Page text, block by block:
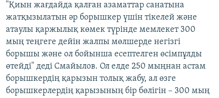
"Қиын жағдайда қалған азаматтар санатына
жатқызылатын әр борышкер үшін тікелей және
атаулы қаржылық көмек түрінде мемлекет 300
мың теңгеге дейін жалпы мөлшерде негізгі
борышы және ол бойынша есептелген өсімпұлды
өтейді" деді Смайылов. Ол елде 250 мыңнан астам
борышкердің қарызын толық жабу, ал өзге
борышкерлердің қарызының бір бөлігін – 300 мың